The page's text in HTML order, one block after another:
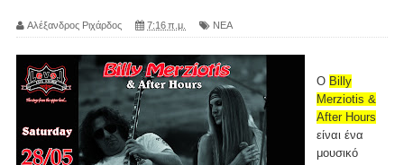
Αλέξανδρος Ριχάρδος 7:16 π.μ. ΝΕΑ
Ο Billy
Merziotis &
After Hours
είναι ένα
μουσικό